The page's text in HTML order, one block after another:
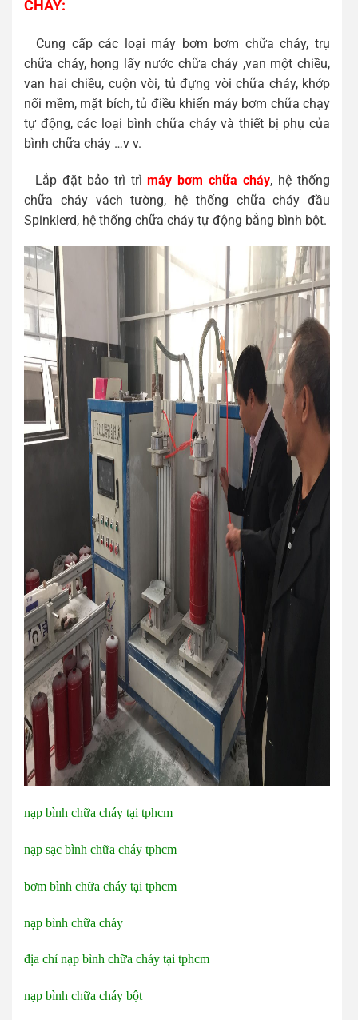
CHÁY:
Cung cấp các loại máy bơm bơm chữa cháy, trụ
chữa cháy, họng lấy nước chữa cháy ,van một chiều,
van hai chiều, cuộn vòi, tủ đựng vòi chữa cháy, khớp
nối mềm, mặt bích, tủ điều khiển máy bơm chữa chạy
tự động, các loại bình chữa cháy và thiết bị phụ của
bình chữa cháy …v v.
Lắp đặt bảo trì trì máy bơm chữa cháy, hệ thống
chữa cháy vách tường, hệ thống chữa cháy đầu
Spinklerd, hệ thống chữa cháy tự động bằng bình bột.
nạp bình chữa cháy tại tphcm
nạp sạc bình chữa cháy tphcm
bơm bình chữa cháy tại tphcm
nạp bình chữa cháy
địa chỉ nạp bình chữa cháy tại tphcm
nạp bình chữa cháy bột